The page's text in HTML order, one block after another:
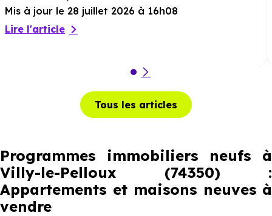
Mis à jour le 28 juillet 2026 à 16h08
Lire l'article
Tous les articles
Programmes immobiliers neufs à
Villy-le-Pelloux (74350) :
Appartements et maisons neuves à
vendre